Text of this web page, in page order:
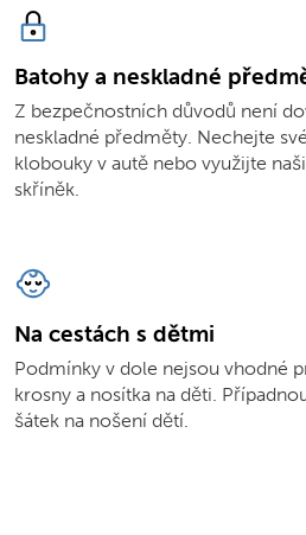
Batohy a neskladné
Z bezpečnostních důvodů není
neskladné předměty. Nechejte
klobouky v autě nebo využijte
skříněk.
Na cestách s dětmi
Podmínky v dole nejsou vhodné
krosny a nosítka na děti.
šátek na nošení dětí.